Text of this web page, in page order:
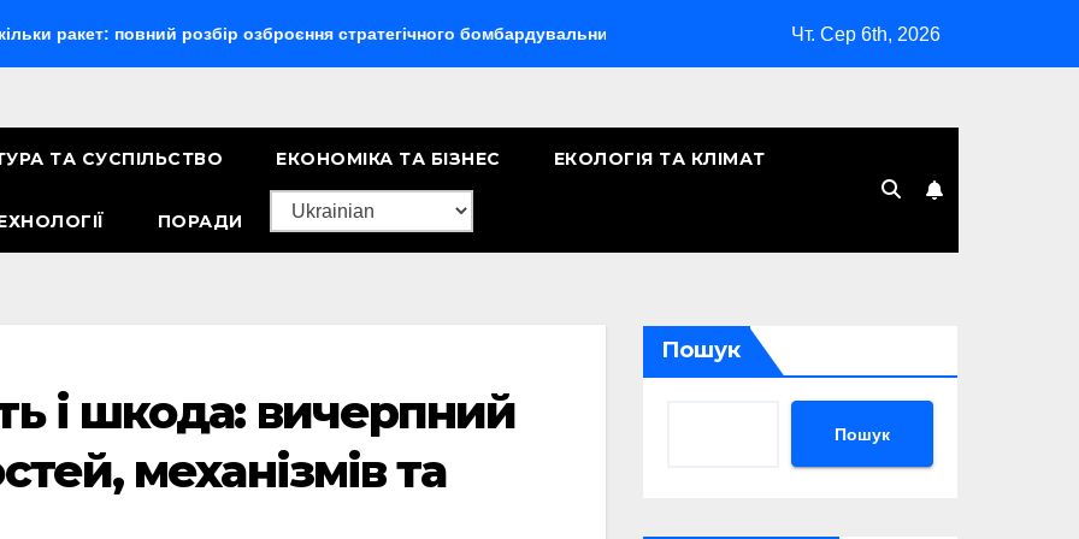
повний розбір озброєння стратегічного бомбардувальника Скільки років Києву: символічна дата, легенди та те, що
Чт. Сер 6th, 2026
ТА СУСПІЛЬСТВО ЕКОНОМІКА ТА БІЗНЕС ЕКОЛОГІЯ ТА КЛІМАТ
ПОРАДИ
і шкода: вичерпний
механізмів та
Пошук
Пошук